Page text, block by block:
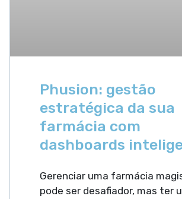
Phusion: gestão
estratégica da sua
farmácia com
dashboards
Gerenciar uma farmácia
pode ser desafiador, mas ter